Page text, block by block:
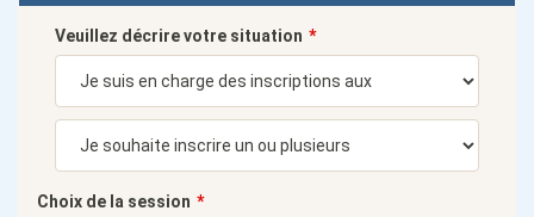
Veuillez décrire votre situation
Choix de la session